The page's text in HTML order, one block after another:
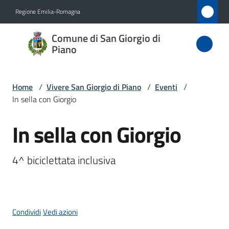
Regione Emilia-Romagna
Comune di San Giorgio di
Piano
Comune
di San
di Piano
Amministrazione
Novità
Vivere
Home / Vivere San Giorgio di Piano / Eventi /
In sella con Giorgio
Salta al contenuto
In sella con Giorgio
4^ biciclettata inclusiva
CondividiVedi azioni